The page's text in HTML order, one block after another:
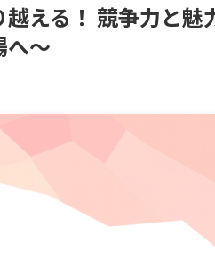
える！ 競争力と魅
へ〜